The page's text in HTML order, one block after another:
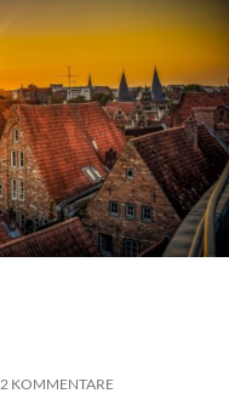
2 KOMMENTARE